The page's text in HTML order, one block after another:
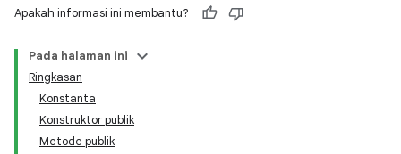
Apakah informasi ini membantu?
Pada halaman ini
Ringkasan
Konstanta
Konstruktor publik
Metode publik